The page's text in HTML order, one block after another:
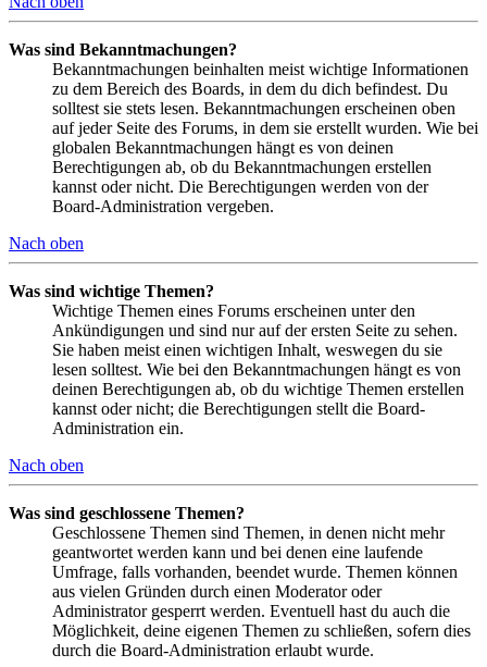
Was sind Bekanntmachungen?
Bekanntmachungen beinhalten meist wichtige Informationen
zu dem Bereich des Boards, in dem du dich befindest. Du
solltest sie stets lesen. Bekanntmachungen erscheinen oben
auf jeder Seite des Forums, in dem sie erstellt wurden. Wie bei
globalen Bekanntmachungen hängt es von deinen
Berechtigungen ab, ob du Bekanntmachungen erstellen
kannst oder nicht. Die Berechtigungen werden von der
Board-Administration vergeben.
Nach oben
Was sind wichtige Themen?
Wichtige Themen eines Forums erscheinen unter den
Ankündigungen und sind nur auf der ersten Seite zu sehen.
Sie haben meist einen wichtigen Inhalt, weswegen du sie
lesen solltest. Wie bei den Bekanntmachungen hängt es von
deinen Berechtigungen ab, ob du wichtige Themen erstellen
kannst oder nicht; die Berechtigungen stellt die Board-
Administration ein.
Nach oben
Was sind geschlossene Themen?
Geschlossene Themen sind Themen, in denen nicht mehr
geantwortet werden kann und bei denen eine laufende
Umfrage, falls vorhanden, beendet wurde. Themen können
aus vielen Gründen durch einen Moderator oder
Administrator gesperrt werden. Eventuell hast du auch die
Möglichkeit, deine eigenen Themen zu schließen, sofern dies
durch die Board-Administration erlaubt wurde.